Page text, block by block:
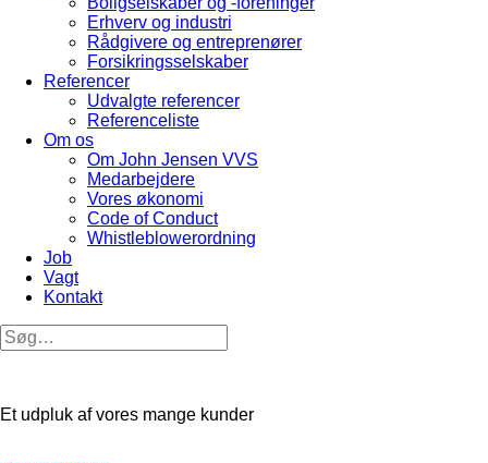
Erhverv og industri
Rådgivere og entreprenører
Forsikringsselskaber
Referencer
Udvalgte referencer
Referenceliste
Om os
Om John Jensen VVS
Medarbejdere
Vores økonomi
Code of Conduct
Whistleblowerordning
Job
Vagt
Kontakt
Et udpluk af vores mange kunder